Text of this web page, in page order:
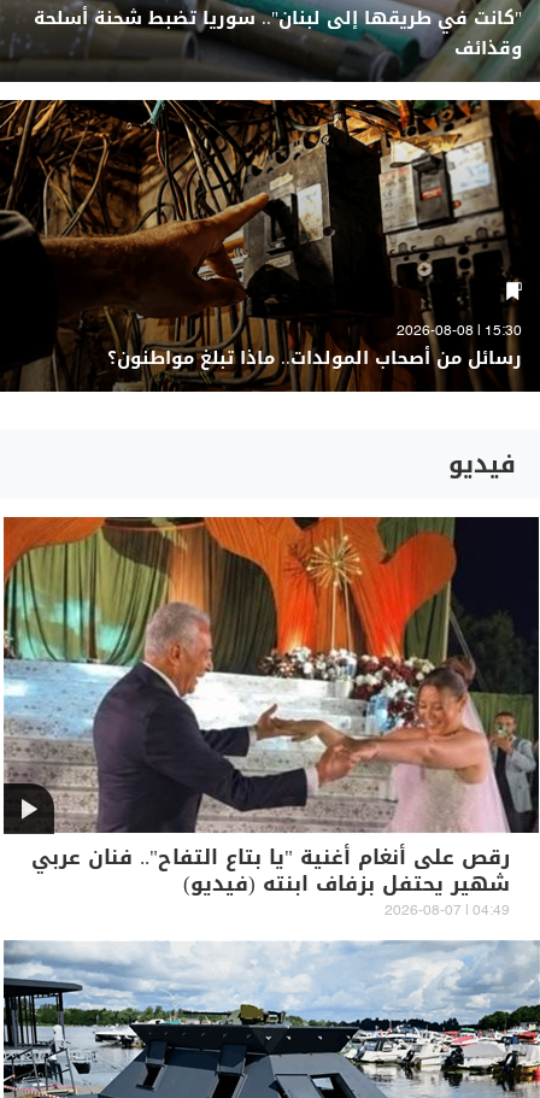
"كانت في طريقها إلى لبنان".. سوريا تضبط شحنة أسلحة
وقذائف
15:30 | 2026-08-08
رسائل من أصحاب المولدات.. ماذا تبلغ مواطنون؟
فيديو
رقص على أنغام أغنية "يا بتاع التفاح".. فنان عربي
شهير يحتفل بزفاف ابنته (فيديو)
04:49 | 2026-08-07